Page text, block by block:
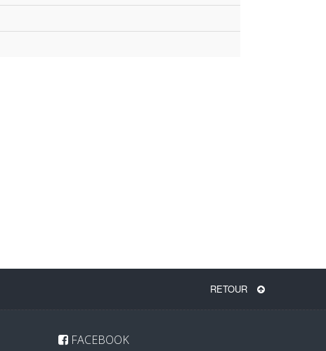
RETOUR
FACEBOOK